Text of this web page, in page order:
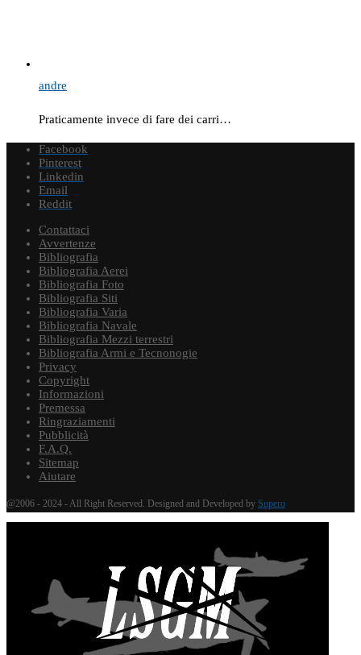
andre
Praticamente invece di fare dei carri…
Facebook
Pinterest
Linkedin
Email
Reddit
Contattaci
Avvertenze
Bibliografia
Bibliografia Aerei
Bibliografia Foto
Bibliografia Siti
Bibliografia Varia
Bibliografia Navale
Bibliografia Mezzi terrestri
Bibliografia Armi e Tecnonogie
Privacy
Copyright
Informazioni
Premessa
Ringraziamenti
Pubblicità
F.A.Q.
Sitemap
Aiutare
@2006 - 2024 - All Right Reserved. Designed and Developed by Supero